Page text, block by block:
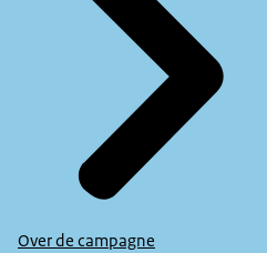
Over de campagne